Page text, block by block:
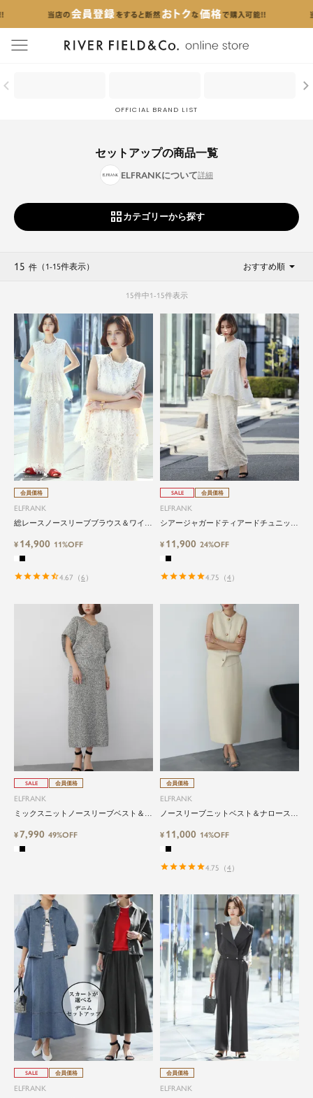
menu
OFFICIAL BRAND LIST
セットアップの商品一覧
ELFRANKについて
カテゴリーから探す
15 件 （1-15件表示） おすすめ順
15件中1-15件表示
会員価格
ELFRANK
総レースノースリーブブラウス＆ワイド
¥ 14,900 11%OFF
4.67 （6 ）
SALE 会員価格
ELFRANK
シアージャガードティアードチュニック
トアップ
¥ 11,900 24%OFF
4.75 （4 ）
SALE 会員価格
ELFRANK
ミックスニットノースリーブベスト＆ナ
¥7,990 49%OFF
会員価格
ELFRANK
ノースリーブニットベスト＆ナロースカ
¥ 11,000 14%OFF
4.75 （4 ）
SALE 会員価格
ELFRANK
会員価格
ELFRANK